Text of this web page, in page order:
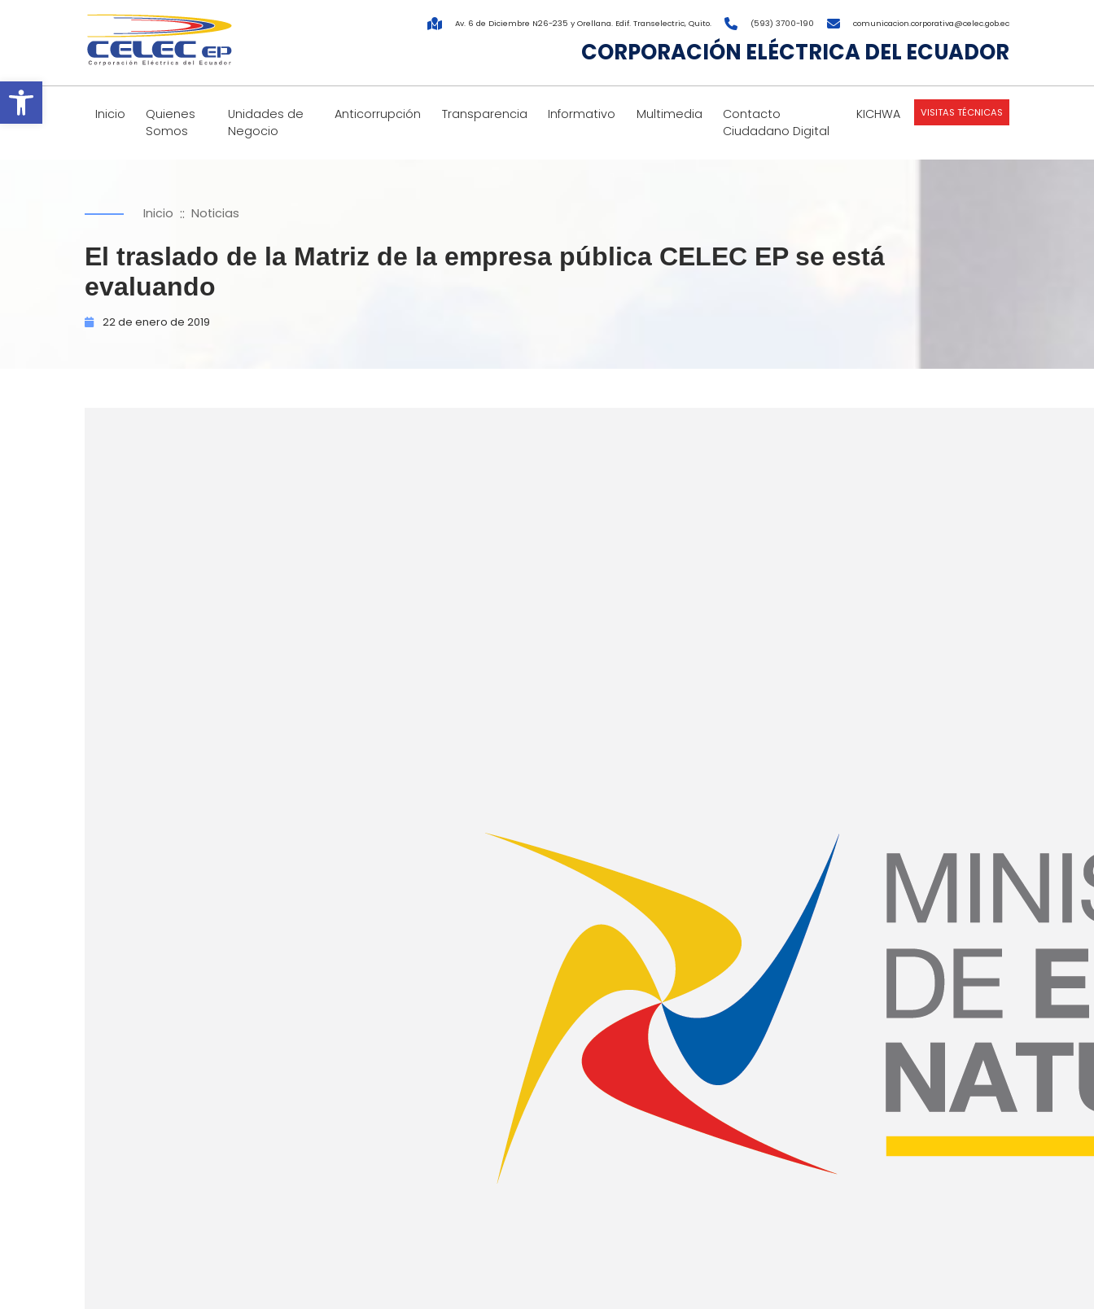
Abrir barra de herramientas
Av. 6 de Diciembre N26-235 y Orellana. Edif. Transelectric, Quito. (593) 3700-190 comunicacion.corporativa@celec.gob.ec
CORPORACIÓN ELÉCTRICA DEL ECUADOR
Inicio
Quienes
Somos
Unidades de
Negocio
Anticorrupción Transparencia Informativo Multimedia
Contacto
Ciudadano Digital
KICHWA VISITAS TÉCNICAS
Inicio :: Noticias
El traslado de la Matriz de la empresa pública CELEC EP se está
evaluando
22 de enero de 2019